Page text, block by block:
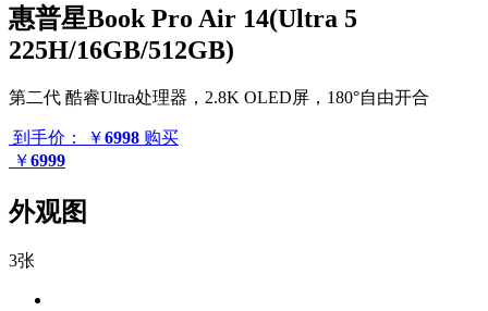
惠普星Book Pro Air 14(Ultra 5
225H/16GB/512GB)
第二代 酷睿Ultra处理器，2.8K OLED屏，180°自由开合
到手价： ￥6998 购买
￥6999
外观图
3张